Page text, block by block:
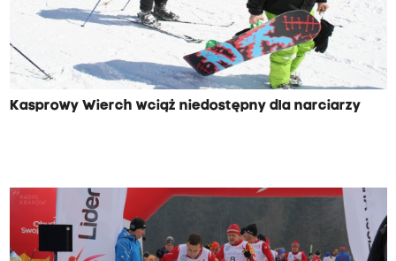
Kasprowy Wierch wciąż niedostępny dla narciarzy